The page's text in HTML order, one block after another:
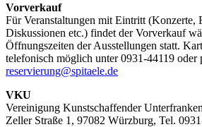
Vorverkauf
Für Veranstaltungen mit Eintritt (Konzerte,
Diskussionen etc.) findet der Vorverkauf
Öffnungszeiten der Ausstellungen statt.
telefonisch möglich unter 0931-44119 oder
reservierung@spitaele.de
VKU
Vereinigung Kunstschaffender
Zeller Straße 1, 97082 Würzburg, Tel.